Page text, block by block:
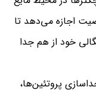
اجازه می‌دهد تا
خود از هم جدا
پروتئین‌ها،